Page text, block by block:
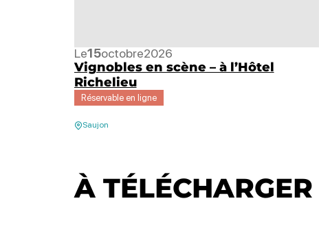
Vignobles en scène – à l’Hôtel
Richelieu
Réservable en ligne
Le15octobre2026
Saujon
À TÉLÉCHARGER